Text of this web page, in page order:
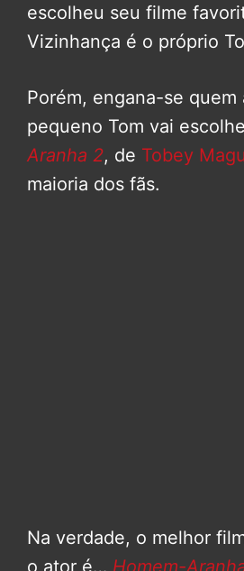
escolheu seu filme
Vizinhança é o próprio
Porém, engana-se quem
pequeno Tom vai
Aranha 2, de Tobey
maioria dos fãs.
Na verdade, o melhor
o ator é… Homem-